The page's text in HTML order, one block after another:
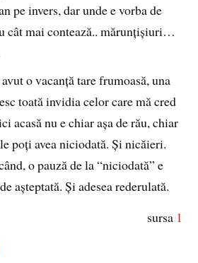
pe invers, dar unde e vorba de
cât mai contează.. mărunţişiuri…
o vacanţă tare frumoasă, una
toată invidia celor care mă cred
acasă nu e chiar aşa de rău, chiar
poţi avea niciodată. Şi nicăieri.
o pauză de la “niciodată” e
aşteptată. Şi adesea rederulată.
sursa 1